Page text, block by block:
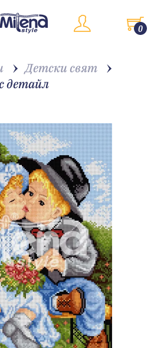
0
Детски свят
детайл